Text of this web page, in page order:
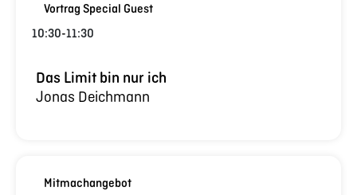
Vortrag Special Guest
10:30-11:30
Das Limit bin nur ich
Jonas Deichmann
Mitmachangebot